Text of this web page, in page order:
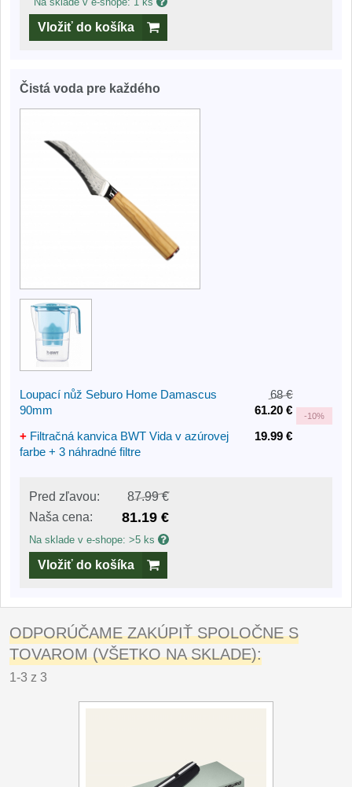
Vložiť do košíka
Čistá voda pre každého
Loupací nůž Seburo Home Damascus
90mm
68 €
61.20 €
-10%
+ Filtračná kanvica BWT Vida v azúrovej
farbe + 3 náhradné filtre
19.99 €
Pred zľavou:
87.99 €
Naša cena:
81.19 €
Na sklade v e-shope: >5 ks
Vložiť do košíka
ODPORÚČAME ZAKÚPIŤ SPOLOČNE S
TOVAROM (VŠETKO NA SKLADE):
1-3 z 3